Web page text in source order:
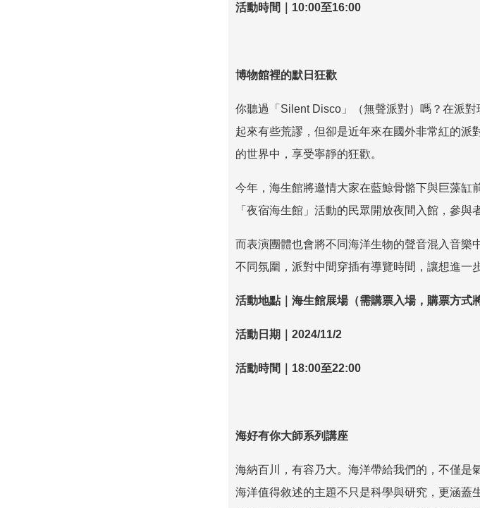
活動時間｜ 10:00至16:00
博物館裡的默日狂歡
你聽過「 Silent Disco」（無聲派對）嗎？在派
起來有些荒謬，但卻是近年來在國外非常紅的派
的世界中，享受寧靜的狂歡。
今年，海生館將邀情大家在藍鯨骨骼下與巨藻缸
「夜宿海生館」活動的民眾開放夜間入館，參
而表演團體也會將不同海洋生物的聲音混入音樂
不同氛圍，派對中間穿插有導覽時間，讓想進一
活動地點｜海生館展場（需購票入場，購票方式
活動日期｜ 2024/11/2
活動時間｜ 18:00至22:00
海好有你大師系列講座
海納百川，有容乃大。海洋帶給我們的，不僅是
海洋值得敘述的主題不只是科學與研究，更涵蓋